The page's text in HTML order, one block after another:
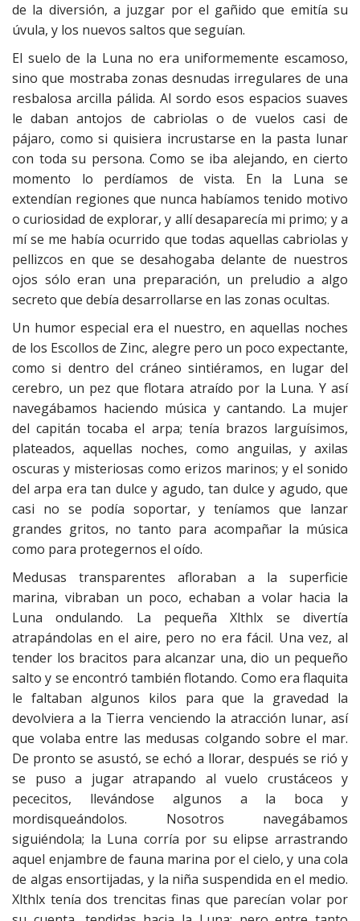
de la diversión, a juzgar por el gañido que emitía su
úvula, y los nuevos saltos que seguían.
El suelo de la Luna no era uniformemente escamoso,
sino que mostraba zonas desnudas irregulares de una
resbalosa arcilla pálida. Al sordo esos espacios suaves
le daban antojos de cabriolas o de vuelos casi de
pájaro, como si quisiera incrustarse en la pasta lunar
con toda su persona. Como se iba alejando, en cierto
momento lo perdíamos de vista. En la Luna se
extendían regiones que nunca habíamos tenido motivo
o curiosidad de explorar, y allí desaparecía mi primo; y a
mí se me había ocurrido que todas aquellas cabriolas y
pellizcos en que se desahogaba delante de nuestros
ojos sólo eran una preparación, un preludio a algo
secreto que debía desarrollarse en las zonas ocultas.
Un humor especial era el nuestro, en aquellas noches
de los Escollos de Zinc, alegre pero un poco expectante,
como si dentro del cráneo sintiéramos, en lugar del
cerebro, un pez que flotara atraído por la Luna. Y así
navegábamos haciendo música y cantando. La mujer
del capitán tocaba el arpa; tenía brazos larguísimos,
plateados, aquellas noches, como anguilas, y axilas
oscuras y misteriosas como erizos marinos; y el sonido
del arpa era tan dulce y agudo, tan dulce y agudo, que
casi no se podía soportar, y teníamos que lanzar
grandes gritos, no tanto para acompañar la música
como para protegernos el oído.
Medusas transparentes afloraban a la superficie
marina, vibraban un poco, echaban a volar hacia la
Luna ondulando. La pequeña Xlthlx se divertía
atrapándolas en el aire, pero no era fácil. Una vez, al
tender los bracitos para alcanzar una, dio un pequeño
salto y se encontró también flotando. Como era flaquita
le faltaban algunos kilos para que la gravedad la
devolviera a la Tierra venciendo la atracción lunar, así
que volaba entre las medusas colgando sobre el mar.
De pronto se asustó, se echó a llorar, después se rió y
se puso a jugar atrapando al vuelo crustáceos y
pececitos, llevándose algunos a la boca y
mordisqueándolos. Nosotros navegábamos
siguiéndola; la Luna corría por su elipse arrastrando
aquel enjambre de fauna marina por el cielo, y una cola
de algas ensortijadas, y la niña suspendida en el medio.
Xlthlx tenía dos trencitas finas que parecían volar por